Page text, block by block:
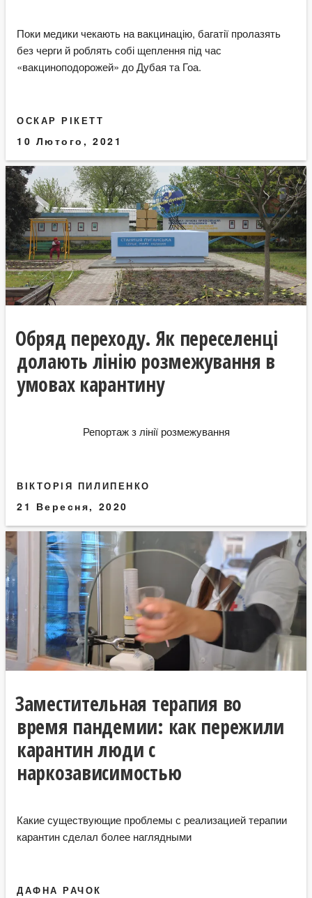
Поки медики чекають на вакцинацію, багатії пролазять
без черги й роблять собі щеплення під час
«вакциноподорожей» до Дубая та Гоа.
ОСКАР РІКЕТТ
10 Лютого, 2021
Обряд переходу. Як переселенці
долають лінію розмежування в
умовах карантину
Репортаж з лінії розмежування
ВІКТОРІЯ ПИЛИПЕНКО
21 Вересня, 2020
Заместительная терапия во
время пандемии: как пережили
карантин люди с
наркозависимостью
Какие существующие проблемы с реализацией терапии
карантин сделал более наглядными
ДАФНА РАЧОК